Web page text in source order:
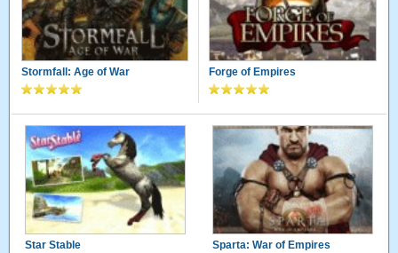
Stormfall: Age of War Forge of Empires
Star Stable Sparta: War of Empires